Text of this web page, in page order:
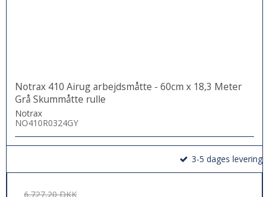
Notrax 410 Airug arbejdsmåtte - 60cm x 18,3 Meter
Grå Skummåtte rulle
Notrax
NO410R0324GY
3-5 dages levering
6.727,20 DKK